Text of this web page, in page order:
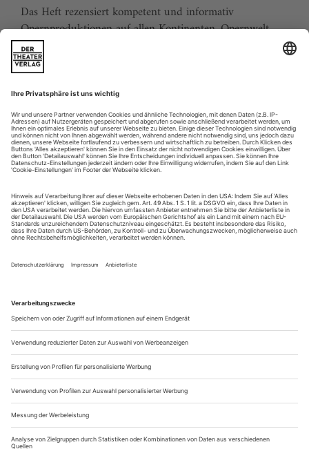
Das Heft rezensiert kompetent und informativ
Opernproduktionen auf allen Kontinenten. Opernwelt
zeigt die Welt hinter der Bühne, befragt die Macher und
verfolgt die Kulturpolitik. Große Themenblöcke
behandeln die Geschichte der Oper, bedeutende
Komponisten und die interessantesten Aspekte des
internationalen Musiklebens. Die Premierenvorschau
animiert zu Opernreisen in alle Welt.
Sie erhalten Zugang zum Online-Archiv von Opernwelt
und können sowohl das aktuelle ePaper als auch das
ePaper-Archiv über Ihren Account auf www.der-
theaterverlag.de einsehen. Zugang zur App auf Anfrage.
Das Abonnement hat eine Laufzeit von einem Monat und
verlängert sich jeweils um einen weiteren Monat, sofern
es nicht vom Kunden auf der Seite „Mein Konto/Meine
Bestellungen“ auf www.der-theaterverlag.de gekündigt
in Kraft.
Aus steuerlichen Gründen abweichende Preise für Käufe
außerhalb Deutschlands (Endpreis vor Auslösen der Bestellung
ersichtlich)
9,99 €